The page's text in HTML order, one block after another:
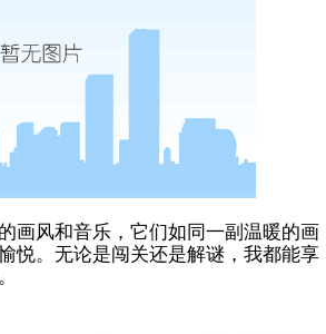
画风和音乐，它们如同一副温暖的画
悦。无论是闯关还是解谜，我都能享